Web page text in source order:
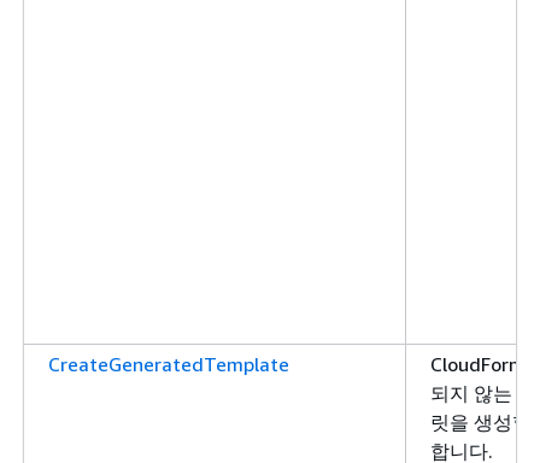
CreateGeneratedTemplate
되지 않는
릿을 생성할
합니다.